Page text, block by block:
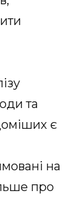
та
є
на
про